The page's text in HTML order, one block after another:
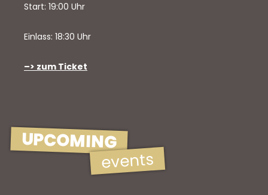
Start: 19:00 Uhr
Einlass: 18:30 Uhr
–> zum Ticket
UPCOMING
events